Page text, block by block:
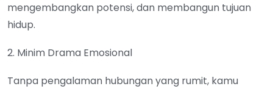
mengembangkan potensi, dan membangun tujuan
hidup.
2. Minim Drama Emosional
Tanpa pengalaman hubungan yang rumit, kamu